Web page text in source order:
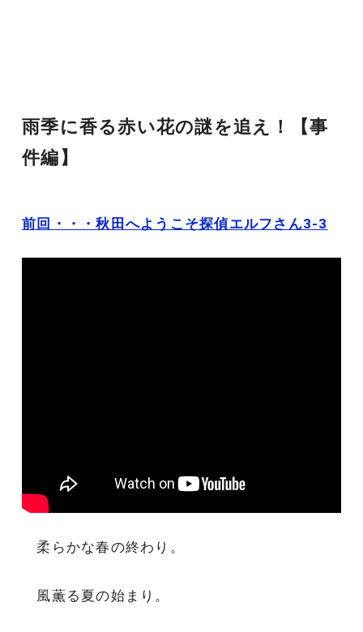
雨季に香る赤い花の謎を追え！【事
件編】
前回・・・秋田へようこそ探偵エルフさん3-3
柔らかな春の終わり。
風薫る夏の始まり。